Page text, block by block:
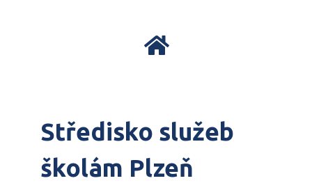
Středisko služeb
školám Plzeň